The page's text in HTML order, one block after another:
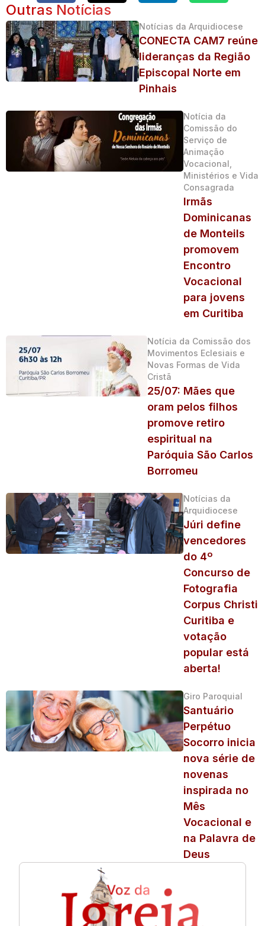
Outras Notícias
Notícias da Arquidiocese
CONECTA CAM7 reúne
lideranças da Região
Episcopal Norte em
Pinhais
Notícia da
Comissão do
Serviço de
Animação
Vocacional,
Ministérios e Vida
Consagrada
Irmãs
Dominicanas
de Monteils
promovem
Encontro
Vocacional
para jovens
em Curitiba
Notícia da Comissão dos
Movimentos Eclesiais e
Novas Formas de Vida
Cristã
25/07: Mães que
oram pelos filhos
promove retiro
espiritual na
Paróquia São Carlos
Borromeu
Notícias da
Arquidiocese
Júri define
vencedores
do 4º
Concurso de
Fotografia
Corpus Christi
Curitiba e
votação
popular está
aberta!
Giro Paroquial
Santuário
Perpétuo
Socorro inicia
nova série de
novenas
inspirada no
Mês
Vocacional e
na Palavra de
Deus